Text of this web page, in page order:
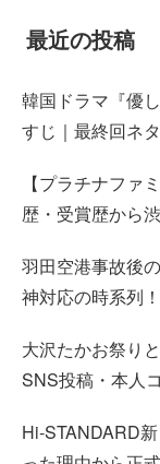
最近の投稿
韓国ドラマ『優
すじ｜最終回ネ
【プラチナファ
歴・受賞歴から
羽田空港事故後
神対応の時系列
大沢たかお祭り
SNS投稿・本人
Hi-STANDARD